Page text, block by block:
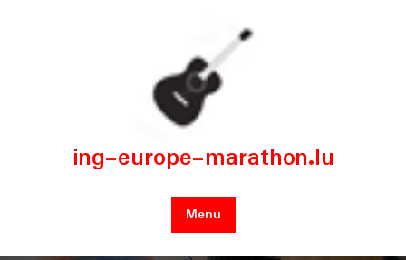
ing-europe-marathon.lu
Menu